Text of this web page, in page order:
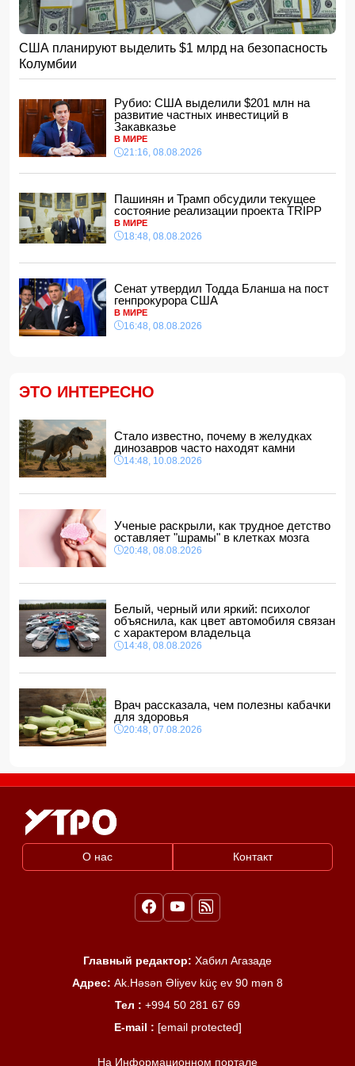
СМИ: Камеры британских морских беспилотников
передавали данные в Китай
12:34, 10.08.2026
Хабиб Нурмагомедов объяснил, почему не отвечал на
оскорбления Макгрегора
12:28, 10.08.2026
Британский аналитик: Моджтаба Хаменеи умер
12:12, 10.08.2026
Новоизбранный премьер-министр Литвы позвонил
Президенту Азербайджана
11:48, 10.08.2026
В Баку на пляже обнаружено тело мужчины
в Европу по Севморпути
11:34, 10.08.2026
Заработки звезды "Гарри Поттера" на OnlyFans
превзошли оплату за актерскую карьеру
11:30, 10.08.2026
СМИ: Гражданская война в Судане поставила под
угрозу пирамиды Мероэ
11:28, 10.08.2026
В Гаджигабульском районе тесть избил палкой пьяного
зятя
11:24, 10.08.2026
Анна Седокова показала фигуру в мини-платье с
крыльями и чулках
11:22, 10.08.2026
США планируют выделить $1 млрд на безопасность
Колумбии
Рубио: США выделили $201 млн на
развитие частных инвестиций в
Закавказье
В МИРЕ
21:16, 08.08.2026
Пашинян и Трамп обсудили текущее
состояние реализации проекта TRIPP
В МИРЕ
18:48, 08.08.2026
Сенат утвердил Тодда Бланша на пост
генпрокурора США
В МИРЕ
16:48, 08.08.2026
ЭТО ИНТЕРЕСНО
Стало известно, почему в желудках
динозавров часто находят камни
14:48, 10.08.2026
Ученые раскрыли, как трудное детство
оставляет "шрамы" в клетках мозга
20:48, 08.08.2026
Белый, черный или яркий: психолог
объяснила, как цвет автомобиля связан
с характером владельца
14:48, 08.08.2026
Врач рассказала, чем полезны кабачки
для здоровья
20:48, 07.08.2026
О нас Контакт
Главный редактор: Хабил Агазаде
Адрес: Ak.Həsən Əliyev küç ev 90 mən 8
Тел : +994 50 281 67 69
E-mail : [email protected]
На Информационном портале